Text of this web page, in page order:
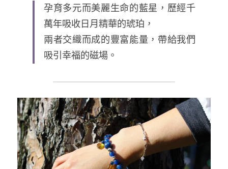
孕育多元而美麗生命的藍星，歷經千
萬年吸收日月精華的琥珀，
兩者交織而成的豐富能量，帶給我們
吸引幸福的磁場。